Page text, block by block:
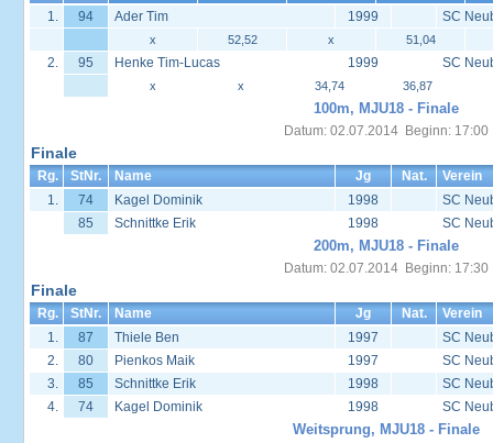
1. 94 Ader Tim 1999 SC
x 52,52 x 51,04
2. 95 Henke Tim-Lucas 1999 SC
x x 34,74 36,87
100m, MJU18 - Finale
Datum: 02.07.2014 Beginn: 17:00
Finale
Rg. StNr. Name Jg Nat.
Verein
1.
74 Kagel Dominik 1998
SC
85
Schnittke Erik 1998 SC
200m, MJU18 - Finale
Datum: 02.07.2014 Beginn: 17:30
Finale
Rg. StNr. Name Jg Nat.
Verein
1.
87 Thiele Ben 1997
SC
2.
80 Pienkos Maik 1997
SC
3.
85 Schnittke Erik 1998
SC
4.
74 Kagel Dominik 1998 SC
Weitsprung, MJU18 - Finale